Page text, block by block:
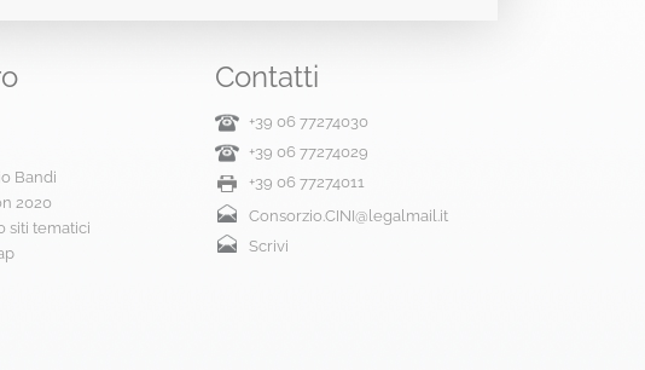
Bandi
2020
siti tematici
Contatti
+39 06 77274030
+39 06 77274029
+39 06 77274011
Consorzio.CINI@legalmail.it
Scrivi